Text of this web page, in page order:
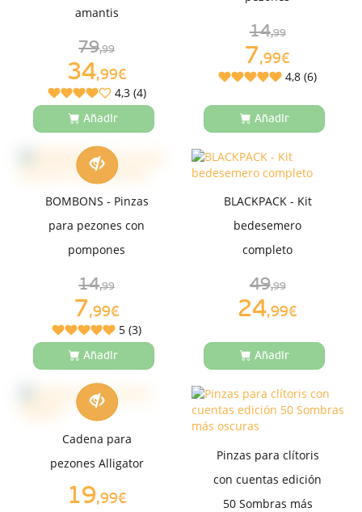
amantis
79,99
34,99€
4,3 (4)
Añadir
14,99
7,99€
4,8 (6)
Añadir
BOMBONS - Pinzas
para pezones con
pompones
14,99
7,99€
5 (3)
Añadir
BLACKPACK - Kit
bedesemero
completo
49,99
24,99€
Añadir
Cadena para
pezones Alligator
19,99€
Pinzas para clítoris
con cuentas edición
50 Sombras más